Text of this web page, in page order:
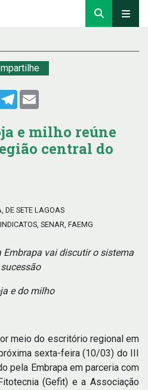
Telegram
e milho reúne
central do
DE SETE LAGOAS
SENAR, FAEMG
vai discutir o sistema
e do milho
meio do escritório regional em
sexta-feira (10/03) do III
pela Embrapa em parceria com
(Gefit) e a Associação